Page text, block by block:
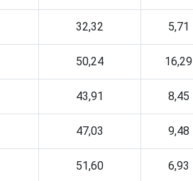
32,32 5,71
50,24 16,29
43,91 8,45
47,03 9,48
51,60 6,93